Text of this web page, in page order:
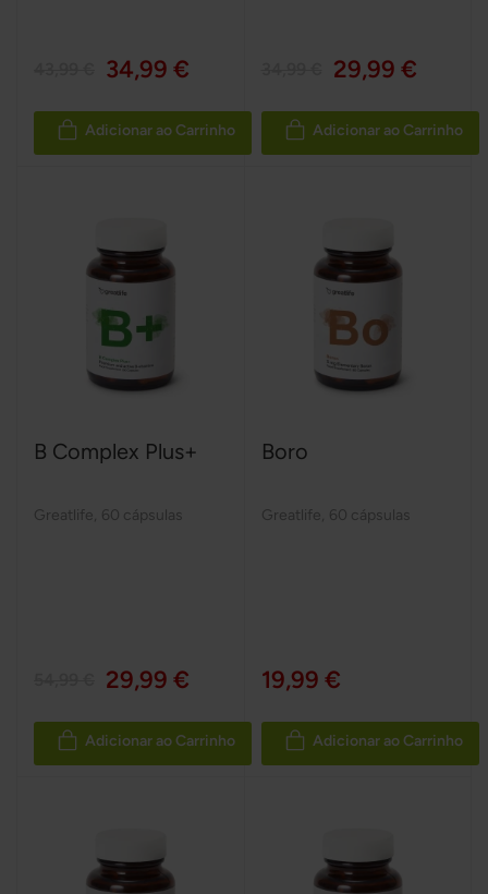
34,99 €
Adicionar ao Carrinho
29,99 €
Adicionar ao Carrinho
B Complex Plus+
Greatlife 60 cápsulas
29,99 €
Adicionar ao Carrinho
Boro
Greatlife 60 cápsulas
19,99 €
Adicionar ao Carrinho